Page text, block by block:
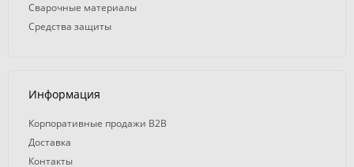
Сварочные материалы
Средства защиты
Информация
Корпоративные продажи B2B
Доставка
Контакты